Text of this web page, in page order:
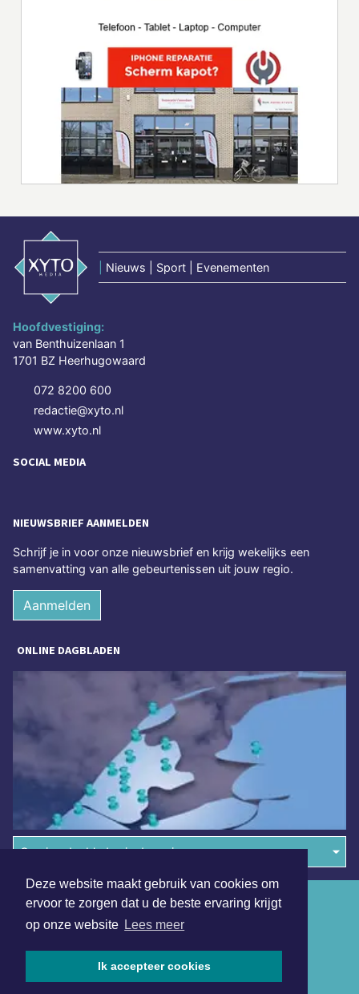
Deze website maakt gebruik van cookies om
ervoor te zorgen dat u de beste ervaring krijgt
op onze website Lees meer
Ik accepteer cookies
Nieuws | Sport | Evenementen
Hoofdvestiging:
van Benthuizenlaan 1
1701 BZ Heerhugowaard
072 8200 600
redactie@xyto.nl
www.xyto.nl
SOCIAL MEDIA
NIEUWSBRIEF AANMELDEN
Schrijf je in voor onze nieuwsbrief en krijg wekelijks een
samenvatting van alle gebeurtenissen uit jouw regio.
Aanmelden
ONLINE DAGBLADEN
Overige dagbladen in de regio
Algemene voorwaarden
Disclaimer